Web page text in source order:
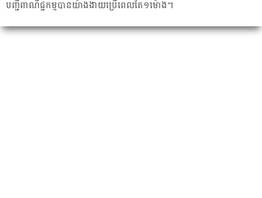
បញ្ជី​ពាណិជ្ជកម្ម​បាន​យ៉ាង​ងាយ​ប្រើ​ពេល​តែ១​ម៉ោង។